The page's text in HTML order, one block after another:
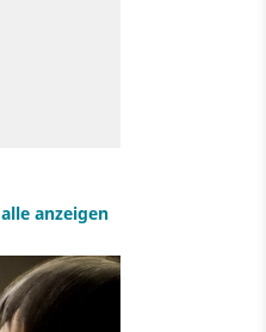
alle anzeigen